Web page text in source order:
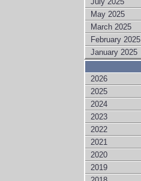
May 2025
March 2025
February 2025
January 2025
2026
2025
2024
2023
2022
2021
2020
2019